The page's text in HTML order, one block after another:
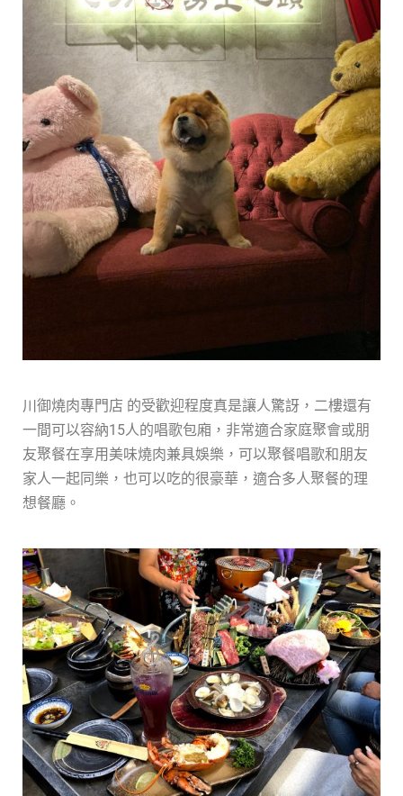
川御燒肉專門店 的受歡迎程度真是讓人驚訝，二樓還有
一間可以容納15人的唱歌包廂，非常適合家庭聚會或朋
友聚餐在享用美味燒肉兼具娛樂，可以聚餐唱歌和朋友
家人一起同樂，也可以吃的很豪華，適合多人聚餐的理
想餐廳。